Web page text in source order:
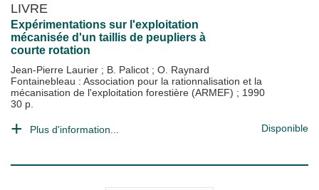
LIVRE
Expérimentations sur l'exploitation
mécanisée d'un taillis de peupliers à
courte rotation
Jean-Pierre Laurier ; B. Palicot ; O. Raynard
Fontainebleau : Association pour la rationnalisation et la
mécanisation de l'exploitation forestière (ARMEF) ; 1990
30 p.
Plus d'information... Disponible